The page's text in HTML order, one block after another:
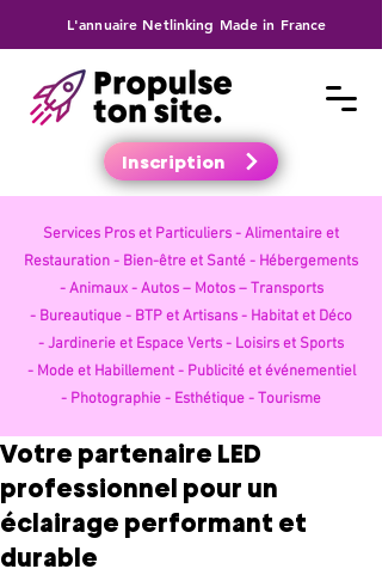
L'annuaire Netlinking Made in France
Inscription
Services Pros et Particuliers -Alimentaire et
Restauration - Bien-être et Santé - Hébergements
-Animaux -Autos – Motos – Transports
- Bureautique - BTP et Artisans - Habitat et Déco
-Jardinerie et Espace Verts - Loisirs et Sports
- Mode et Habillement - Publicité et événementiel
- Photographie - Esthétique -Tourisme
Votre partenaire LED
professionnel pour un
éclairage performant et
durable